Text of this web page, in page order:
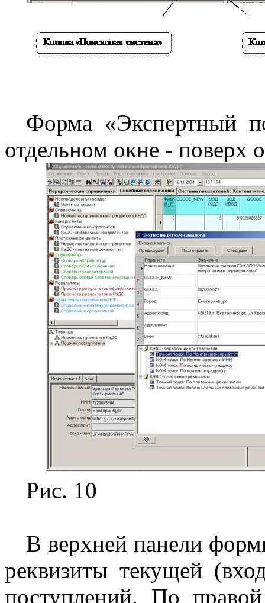
Форма «Экспертный
отдельном окне -
Рис. 10
В верхней панели
реквизиты текущей
поступлений. По